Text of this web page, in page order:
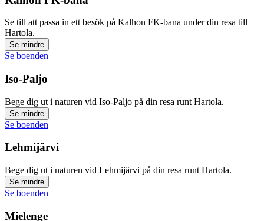
Se till att passa in ett besök på Kalhon FK-bana under din resa till
Hartola.
Se mindre
Se boenden
Iso-Paljo
Bege dig ut i naturen vid Iso-Paljo på din resa runt Hartola.
Se mindre
Se boenden
Lehmijärvi
Bege dig ut i naturen vid Lehmijärvi på din resa runt Hartola.
Se mindre
Se boenden
Mielenge